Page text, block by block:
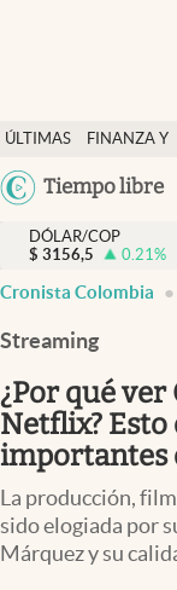
ÚLTIMAS
NOTICIAS
FINANZA Y
Tiempo libre
Salud y nutrición
Vida espiritual
Actualidad
Colombia
DÓLAR/COP
$ 3156,5 0.21%
Cronista Colombia
Streaming
¿Por qué ver
Netflix?
importantes
La producción,
sido elogiada por
Márquez y su